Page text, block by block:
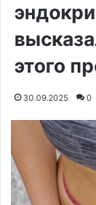
этого
30.09.2025 0